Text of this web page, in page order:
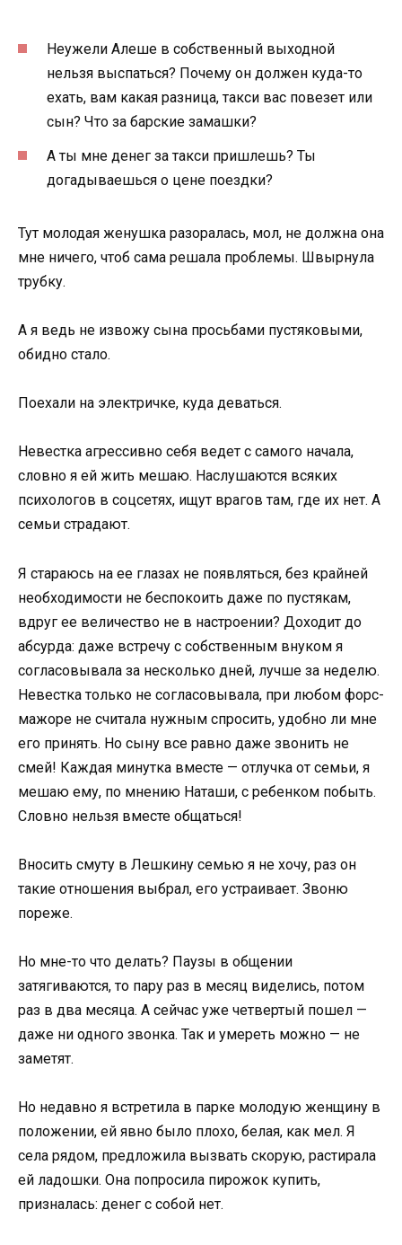
Неужели Алеше в собственный выходной
нельзя выспаться? Почему он должен куда-то
ехать, вам какая разница, такси вас повезет или
сын? Что за барские замашки?
А ты мне денег за такси пришлешь? Ты
догадываешься о цене поездки?
Тут молодая женушка разоралась, мол, не должна она
мне ничего, чтоб сама решала проблемы. Швырнула
трубку.
А я ведь не извожу сына просьбами пустяковыми,
обидно стало.
Поехали на электричке, куда деваться.
Невестка агрессивно себя ведет с самого начала,
словно я ей жить мешаю. Наслушаются всяких
психологов в соцсетях, ищут врагов там, где их нет. А
семьи страдают.
Я стараюсь на ее глазах не появляться, без крайней
необходимости не беспокоить даже по пустякам,
вдруг ее величество не в настроении? Доходит до
абсурда: даже встречу с собственным внуком я
согласовывала за несколько дней, лучше за неделю.
Невестка только не согласовывала, при любом форс-
мажоре не считала нужным спросить, удобно ли мне
его принять. Но сыну все равно даже звонить не
смей! Каждая минутка вместе — отлучка от семьи, я
мешаю ему, по мнению Наташи, с ребенком побыть.
Словно нельзя вместе общаться!
Вносить смуту в Лешкину семью я не хочу, раз он
такие отношения выбрал, его устраивает. Звоню
пореже.
Но мне-то что делать? Паузы в общении
затягиваются, то пару раз в месяц виделись, потом
раз в два месяца. А сейчас уже четвертый пошел —
даже ни одного звонка. Так и умереть можно — не
заметят.
Но недавно я встретила в парке молодую женщину в
положении, ей явно было плохо, белая, как мел. Я
села рядом, предложила вызвать скорую, растирала
ей ладошки. Она попросила пирожок купить,
призналась: денег с собой нет.